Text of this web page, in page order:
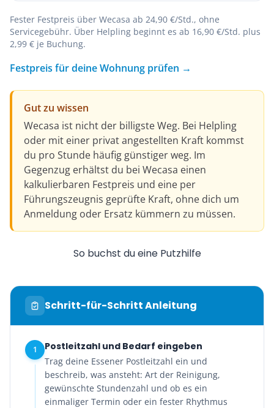
Fester Festpreis über Wecasa ab 24,90 €/Std., ohne
Servicegebühr. Über Helpling beginnt es ab 16,90 €/Std. plus
2,99 € je Buchung.
Festpreis für deine Wohnung prüfen →
Gut zu wissen
Wecasa ist nicht der billigste Weg. Bei Helpling
oder mit einer privat angestellten Kraft kommst
du pro Stunde häufig günstiger weg. Im
Gegenzug erhältst du bei Wecasa einen
kalkulierbaren Festpreis und eine per
Führungszeugnis geprüfte Kraft, ohne dich um
Anmeldung oder Ersatz kümmern zu müssen.
So buchst du eine Putzhilfe
Schritt-für-Schritt Anleitung
1 Postleitzahl und Bedarf eingeben
Trag deine Essener Postleitzahl ein und
beschreib, was ansteht: Art der Reinigung,
gewünschte Stundenzahl und ob es ein
einmaliger Termin oder ein fester Rhythmus